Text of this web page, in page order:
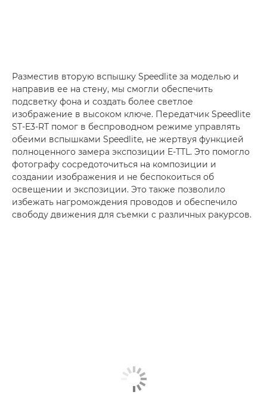
Разместив вторую вспышку Speedlite за моделью и
направив ее на стену, мы смогли обеспечить
подсветку фона и создать более светлое
изображение в высоком ключе. Передатчик Speedlite
ST-E3-RT помог в беспроводном режиме управлять
обеими вспышками Speedlite, не жертвуя функцией
полноценного замера экспозиции E-TTL. Это помогло
фотографу сосредоточиться на композиции и
создании изображения и не беспокоиться об
освещении и экспозиции. Это также позволило
избежать нагромождения проводов и обеспечило
свободу движения для съемки с различных ракурсов.